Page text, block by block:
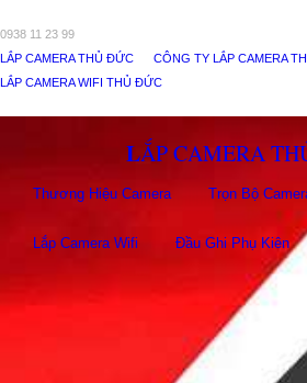
0938 11 23 99
LẮP CAMERA THỦ ĐỨC
CÔNG TY LẮP CAMERA
LẮP CAMERA WIFI THỦ ĐỨC
LẮP CAMERA
Thương Hiệu Camera Trọn Bộ
Lắp Camera Wifi Đầu Ghi Phụ Kiên